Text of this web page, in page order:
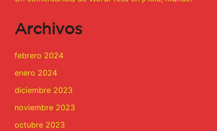
Archivos
febrero 2024
enero 2024
diciembre 2023
noviembre 2023
octubre 2023